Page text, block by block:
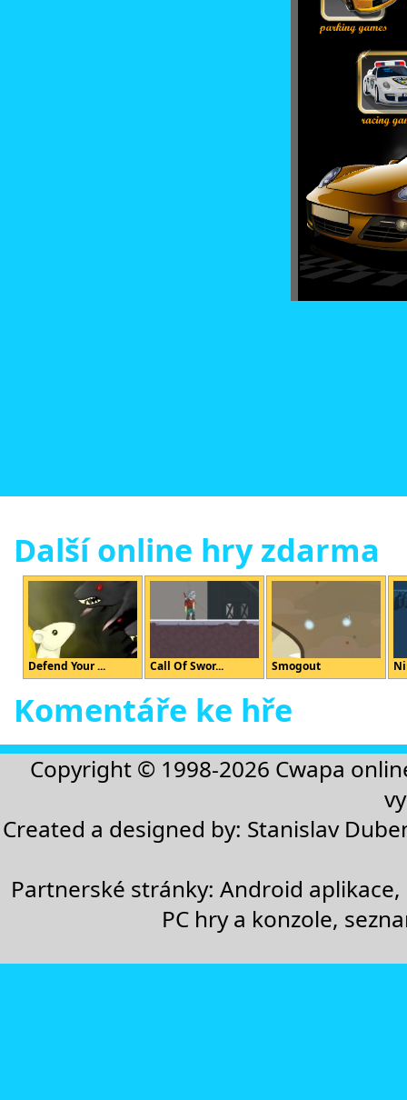
Další online hry zdarma
Defend Your ... Call Of Swor... Smogout
Komentáře ke hře
Copyright © 1998-2026 Cwapa
Created a designed by: Stanislav
Partnerské stránky:Android aplikace,
PC hry a konzole,